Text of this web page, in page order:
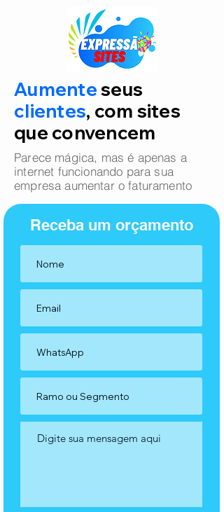
Aumenteseus
clientes, com sites
que convencem
Parece mágica, mas é apenas a
internet funcionando para sua
empresa aumentar o faturamento
Receba um orçamento